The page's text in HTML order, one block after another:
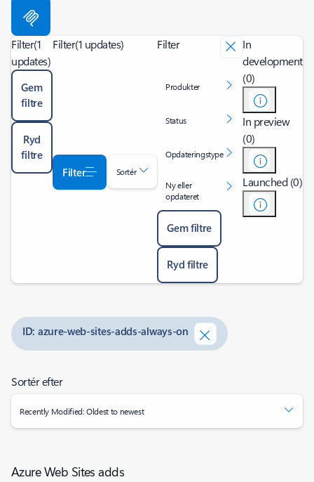
Filter(1
updates)
Gem
filtre
Ryd
filtre
Filter(1 updates)
Filter Sortér
Filter
Produkter
Status
Opdateringstype
Ny eller
opdateret
Gem filtre
Ryd filtre
In
development
(0)
In preview
(0)
Launched (0)
ID: azure-web-sites-adds-always-on
Sortér efter
Recently Modified: Oldest to newest
Azure Web Sites adds